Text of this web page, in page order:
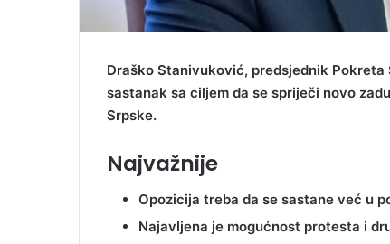
Draško Stanivuković, predsjednik
sastanak sa ciljem da se spriječi novo
Srpske.
Najvažnije
Opozicija treba da se sastane već u
Najavljena je mogućnost protesta i